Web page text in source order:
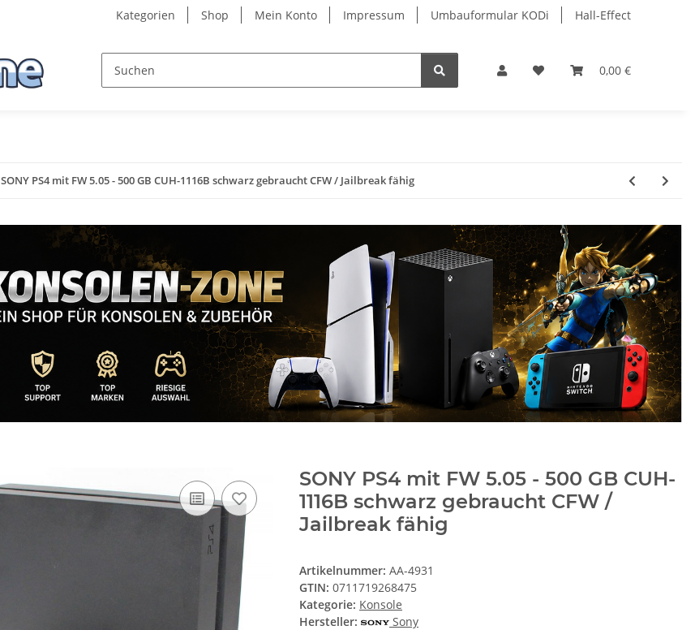
Kategorien Shop Mein Konto Impressum Umbauformular KODi Hall-Effect
0,00 €
SONY PS4 mit FW 5.05 - 500 GB CUH-1116B schwarz gebraucht CFW / Jailbreak fähig
SONY PS4 mit FW 5.05 - 500 GB CUH-
1116B schwarz gebraucht CFW /
Jailbreak fähig
Artikelnummer: AA-4931
GTIN: 0711719268475
Kategorie: Konsole
Hersteller:
Sony